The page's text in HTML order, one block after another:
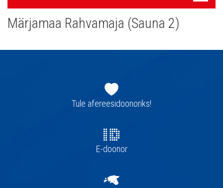
navigatsioon
Märjamaa Rahvamaja (Sauna 2)
navigatsioonTule afereesidoonoriks!
E-doonor